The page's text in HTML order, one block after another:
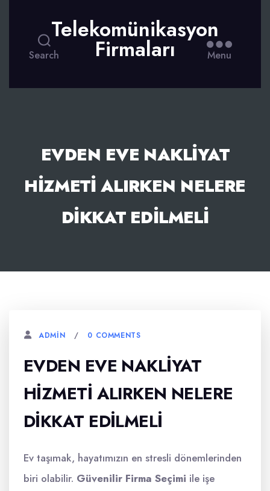
Search
Telekomünikasyon
Firmaları Menu
EVDEN EVE NAKLIYAT
HIZMETI ALIRKEN NELERE
DIKKAT EDILMELI
ADMIN 0 COMMENTS
EVDEN EVE NAKLIYAT
HIZMETI ALIRKEN NELERE
DIKKAT EDILMELI
Ev taşımak, hayatımızın en stresli dönemlerinden
biri olabilir. Güvenilir Firma Seçimi ile işe